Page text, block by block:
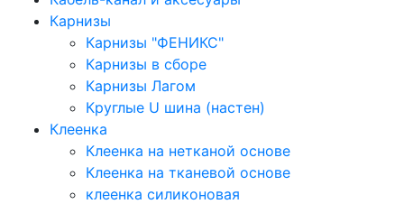
Карнизы
Карнизы "ФЕНИКС"
Карнизы в сборе
Карнизы Лагом
Круглые U шина (настен)
Клеенка
Клеенка на нетканой основе
Клеенка на тканевой основе
клеенка силиконовая